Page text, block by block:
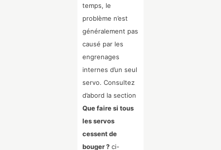
temps, le
problème n’est
généralement pas
causé par les
engrenages
internes d’un seul
servo. Consultez
d’abord la section
Que faire si tous
les servos
cessent de
bouger ? ci-